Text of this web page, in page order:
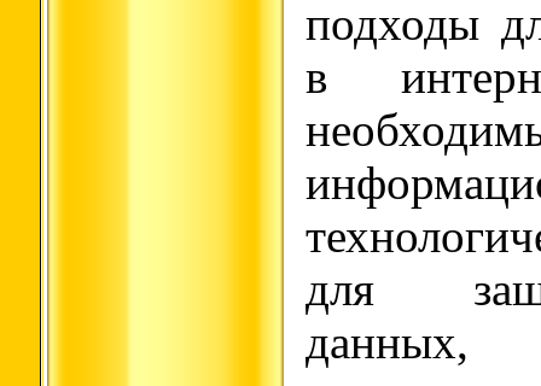
подходы
в
для
данных,